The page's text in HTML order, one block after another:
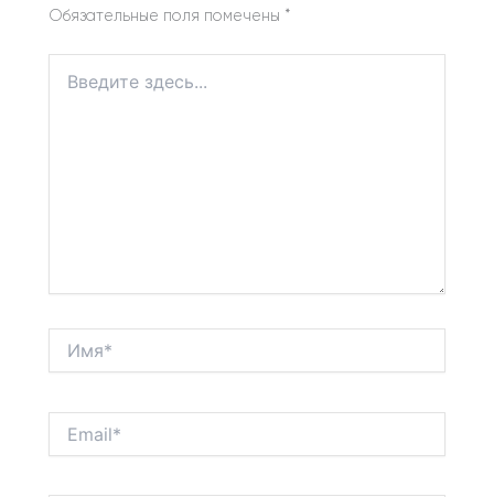
Обязательные поля помечены *
здесь...